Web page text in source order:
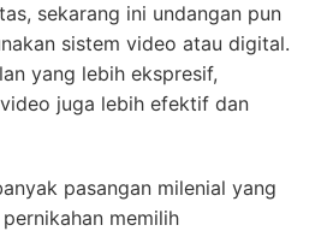
sekarang ini undangan pun
sistem video atau digital.
yang lebih ekspresif,
juga lebih efektif dan
pasangan milenial yang
memilih